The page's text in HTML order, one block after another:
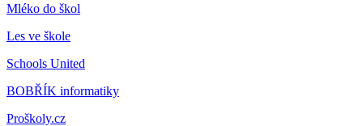
Mléko do škol
Les ve škole
Schools United
BOBŘÍK informatiky
Proškoly.cz